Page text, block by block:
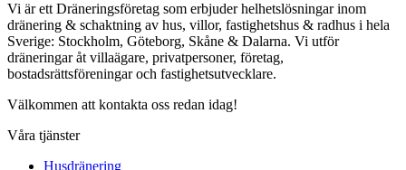
Vi är ett Dräneringsföretag som erbjuder helhetslösningar inom
dränering & schaktning av hus, villor, fastighetshus & radhus i hela
Sverige: Stockholm, Göteborg, Skåne & Dalarna. Vi utför
dräneringar åt villaägare, privatpersoner, företag,
bostadsrättsföreningar och fastighetsutvecklare.
Välkommen att kontakta oss redan idag!
Våra tjänster
Husdränering